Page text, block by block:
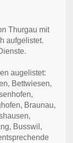
Thurgau mit
aufgelistet.
augelistet:
Bettwiesen,
Braunau,
Busswil,